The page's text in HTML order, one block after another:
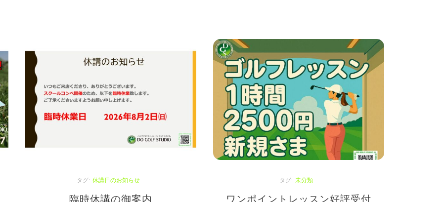
タグ: 未分類
ワンポイントレッスン好評受付
休講日のお知らせ
夏期休暇のお知らせ